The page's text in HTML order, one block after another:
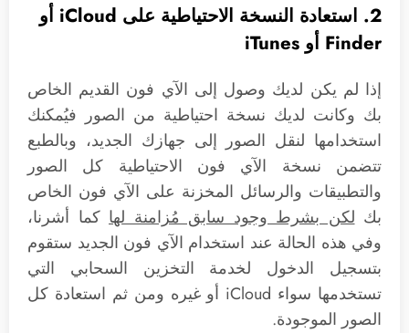
2. استعادة النسخة الاحتياطية على iCloud أو
Finder أو iTunes
إذا لم يكن لديك وصول إلى الآي فون القديم الخاص
بك وكانت لديك نسخة احتياطية من الصور فيُمكنك
استخدامها لنقل الصور إلى جهازك الجديد، وبالطبع
تتضمن نسخة الآي فون الاحتياطية كل الصور
والتطبيقات والرسائل المخزنة على الآي فون الخاص
بكلكن بشرط وجود سابق مُزامنة لها كما أشرنا،
وفي هذه الحالة عند استخدام الآي فون الجديد ستقوم
بتسجيل الدخول لخدمة التخزين السحابي التي
تستخدمها سواء iCloud أو غيره ومن ثم استعادة كل
الصور الموجودة.